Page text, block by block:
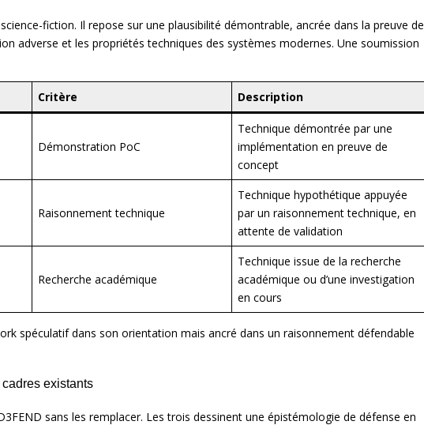
science-fiction. Il repose sur une plausibilité démontrable, ancrée dans la preuve de
adverse et les propriétés techniques des systèmes modernes. Une soumission
Critère Description
Démonstration PoC
Technique démontrée par une
implémentation en preuve de
concept
Raisonnement technique
Technique hypothétique appuyée
par un raisonnement technique, en
attente de validation
Recherche académique
Technique issue de la recherche
académique ou d’une investigation
en cours
spéculatif dans son orientation mais ancré dans un raisonnement défendable
existants
sans les remplacer. Les trois dessinent une épistémologie de défense en